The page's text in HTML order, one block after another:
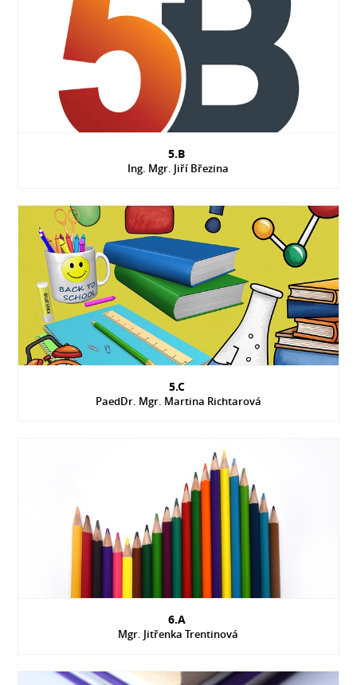
5.B
Ing. Mgr. Jiří Březina
5.C
PaedDr. Mgr. Martina Richtarová
6.A
Mgr. Jitřenka Trentinová